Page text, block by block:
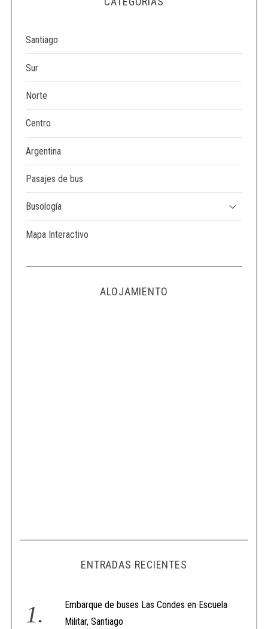
Santiago
Sur
Norte
Centro
Argentina
Pasajes de bus
Busología
Mapa Interactivo
ALOJAMIENTO
ENTRADAS RECIENTES
Embarque de buses Las Condes en Escuela
Militar, Santiago
c
h
o
: